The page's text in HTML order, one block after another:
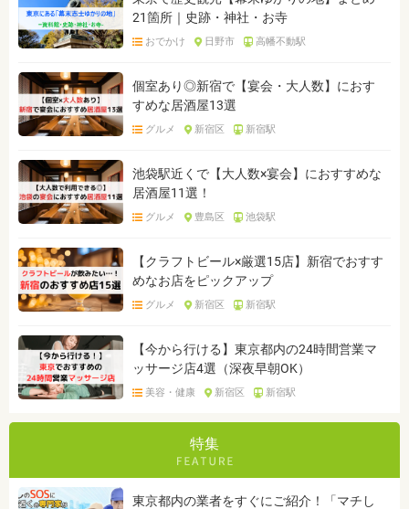
21箇所｜史跡・神社・お寺
おでかけ 日野市 高幡不動駅
個室あり◎新宿で【宴会・大人数】におす
すめな居酒屋13選
グルメ 新宿区 新宿駅
池袋駅近くで【大人数×宴会】におすすめな
居酒屋11選！
グルメ 豊島区 池袋駅
【クラフトビール×厳選15店】新宿でおすす
めなお店をピックアップ
グルメ 新宿区 新宿駅
【今から行ける】東京都内の24時間営業マ
ッサージ店4選（深夜早朝OK）
美容・健康 新宿区 新宿駅
特集
東京都内の業者をすぐにご紹介！「マチし